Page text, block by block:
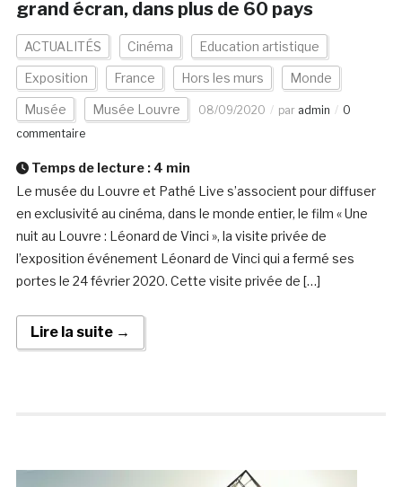
grand écran, dans plus de 60 pays
ACTUALITÉS Cinéma Education artistique
Exposition France Hors les murs Monde
Musée Musée Louvre 08/09/2020 par admin
0
commentaire
Temps de lecture : 4 min
Le musée du Louvre et Pathé Live s’associent pour diffuser
en exclusivité au cinéma, dans le monde entier, le film « Une
nuit au Louvre : Léonard de Vinci », la visite privée de
l’exposition événement Léonard de Vinci qui a fermé ses
portes le 24 février 2020. Cette visite privée de […]
Lire la suite →